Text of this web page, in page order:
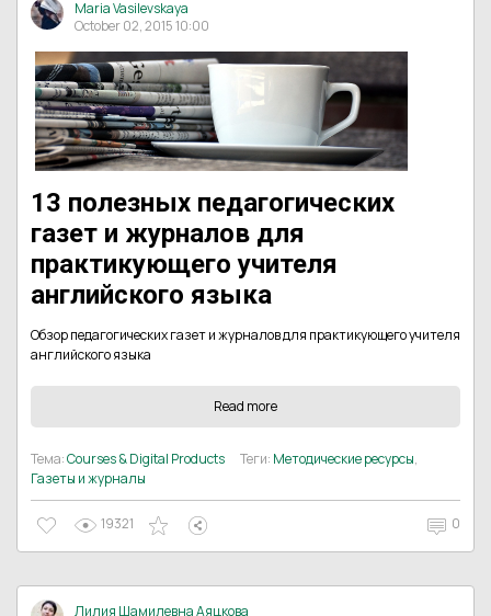
Maria Vasilevskaya
October 02, 2015 10:00
13 полезных педагогических
газет и журналов для
практикующего учителя
английского языка
Обзор педагогических газет и журналов для практикующего учителя
английского языка
Read more
Тема:Courses & Digital Products Теги: Методические ресурсы,
Газеты и журналы
19321 0
Лилия Шамилевна Аяцкова